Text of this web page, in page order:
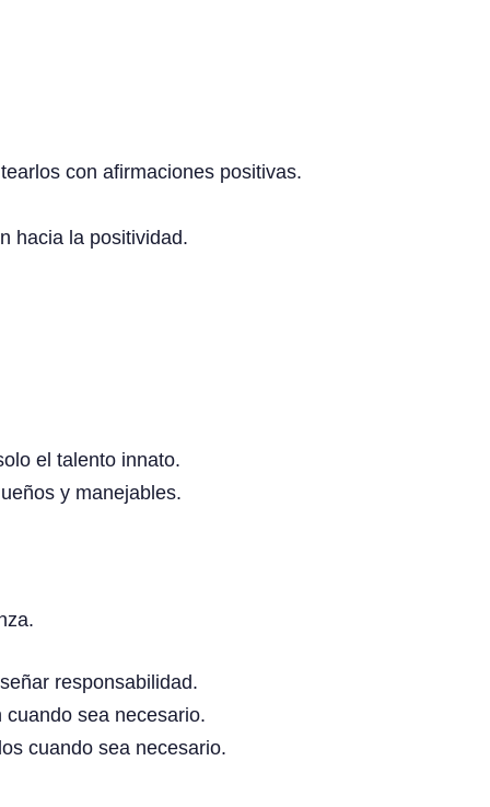
con afirmaciones positivas.
hacia la positividad.
el talento innato.
y manejables.
responsabilidad.
sea necesario.
cuando sea necesario.